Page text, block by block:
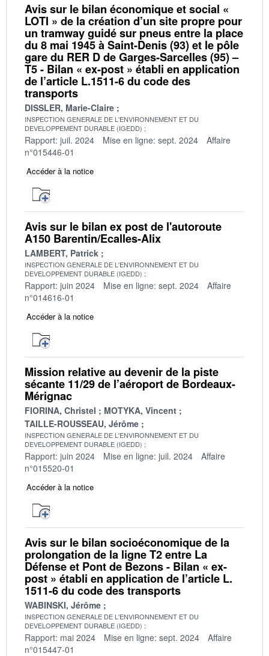
Avis sur le bilan économique et social «
LOTI » de la création d’un site propre pour
un tramway guidé sur pneus entre la place
du 8 mai 1945 à Saint-Denis (93) et le pôle
gare du RER D de Garges-Sarcelles (95) –
T5 - Bilan « ex-post » établi en application
de l’article L.1511-6 du code des
transports
DISSLER, Marie-Claire
INSPECTION GENERALE DE L'ENVIRONNEMENT ET DU
DEVELOPPEMENT DURABLE (IGEDD)
Rapport: juil. 2024 Mise en ligne: sept. 2024
Affaire
n°015446-01
Accéder à la notice
Avis sur le bilan ex post de l'autoroute
A150 Barentin/Ecalles-Alix
LAMBERT, Patrick
INSPECTION GENERALE DE L'ENVIRONNEMENT ET DU
DEVELOPPEMENT DURABLE (IGEDD)
Rapport: juin 2024 Mise en ligne: sept. 2024
Affaire
n°014616-01
Accéder à la notice
Mission relative au devenir de la piste
sécante 11/29 de l’aéroport de Bordeaux-
Mérignac
FIORINA, Christel
MOTYKA, Vincent
TAILLE-ROUSSEAU, Jérôme
INSPECTION GENERALE DE L'ENVIRONNEMENT ET DU
DEVELOPPEMENT DURABLE (IGEDD)
Rapport: juin 2024 Mise en ligne: juil. 2024
Affaire
n°015520-01
Accéder à la notice
Avis sur le bilan socioéconomique de la
prolongation de la ligne T2 entre La
Défense et Pont de Bezons - Bilan « ex-
post » établi en application de l’article L.
1511-6 du code des transports
WABINSKI, Jérôme
INSPECTION GENERALE DE L'ENVIRONNEMENT ET DU
DEVELOPPEMENT DURABLE (IGEDD)
Rapport: mai 2024 Mise en ligne: sept. 2024
Affaire
n°015447-01